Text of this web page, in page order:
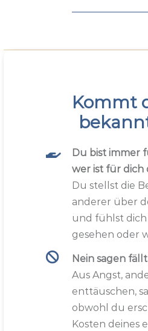
Kommt
Du bist immer
wer ist für dich
Du stellst die
anderer über
und fühlst
gesehen oder
Nein sagen
Aus Angst,
enttäuschen,
obwohl du
Kosten deines